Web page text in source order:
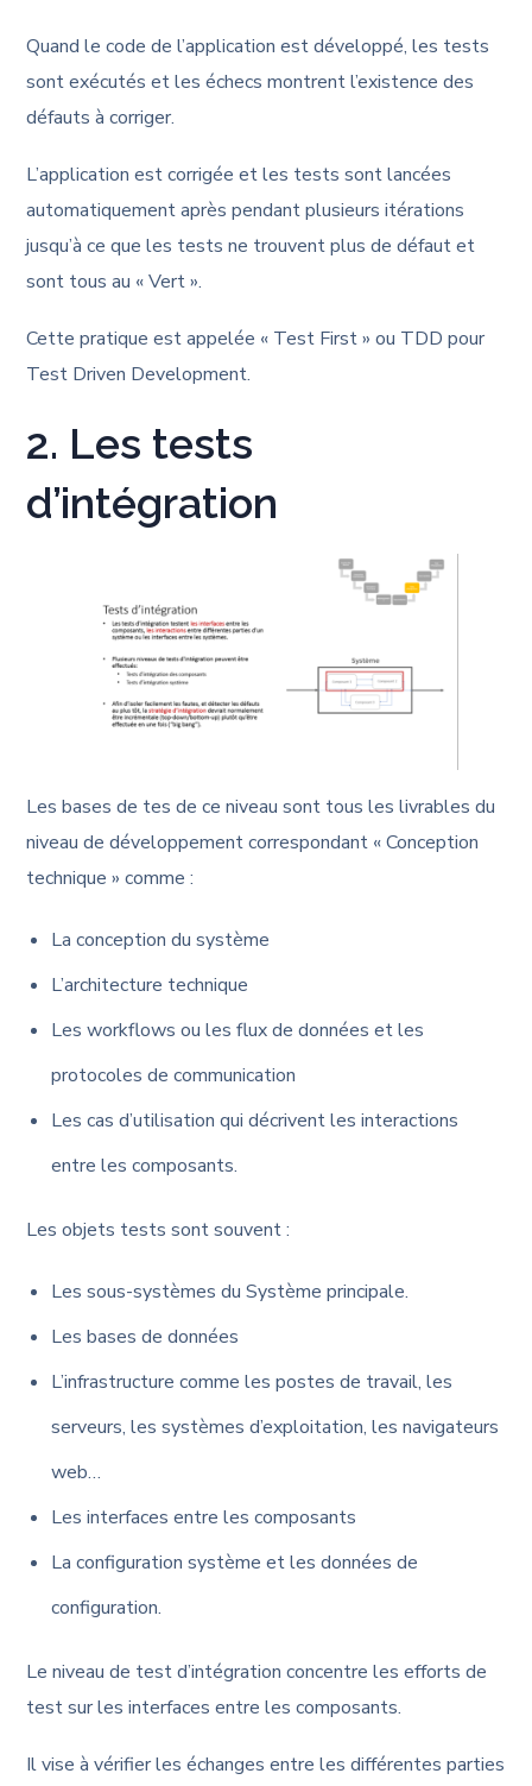
Quand le code de l’application est développé, les tests
sont exécutés et les échecs montrent l’existence des
défauts à corriger.
L’application est corrigée et les tests sont lancées
automatiquement après pendant plusieurs itérations
jusqu’à ce que les tests ne trouvent plus de défaut et
sont tous au « Vert ».
Cette pratique est appelée « Test First » ou TDD pour
Test Driven Development.
2. Les tests
d’intégration
Les bases de tes de ce niveau sont tous les livrables du
niveau de développement correspondant « Conception
technique » comme :
La conception du système
L’architecture technique
Les workflows ou les flux de données et les
protocoles de communication
Les cas d’utilisation qui décrivent les interactions
entre les composants.
Les objets tests sont souvent :
Les sous-systèmes du Système principale.
Les bases de données
L’infrastructure comme les postes de travail, les
serveurs, les systèmes d’exploitation, les navigateurs
web…
Les interfaces entre les composants
La configuration système et les données de
configuration.
Le niveau de test d’intégration concentre les efforts de
test sur les interfaces entre les composants.
Il vise à vérifier les échanges entre les différentes parties